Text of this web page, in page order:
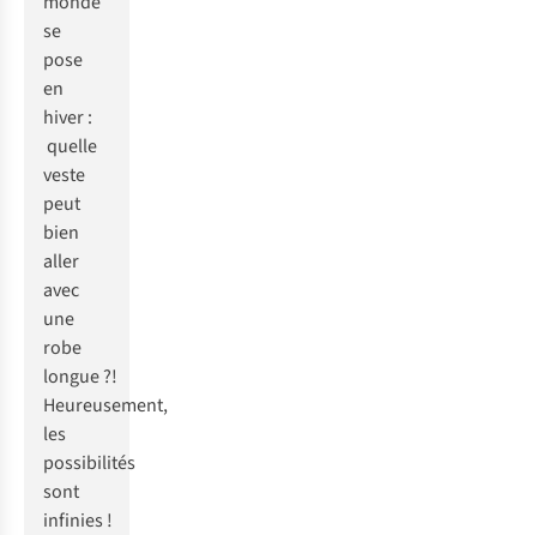
se
pose
en
hiver :
quelle
veste
peut
bien
aller
avec
une
robe
longue ?!
Heureusement,
les
possibilités
sont
infinies !